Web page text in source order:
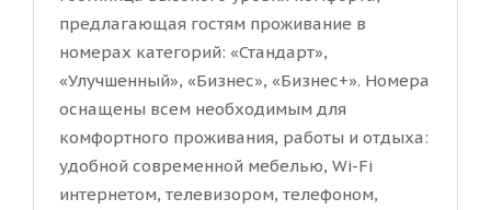
предлагающая гостям проживание в
номерах категорий: «Стандарт»,
«Улучшенный», «Бизнес», «Бизнес+». Номера
оснащены всем необходимым для
комфортного проживания, работы и отдыха:
удобной современной мебелью, Wi-Fi
интернетом, телевизором, телефоном,